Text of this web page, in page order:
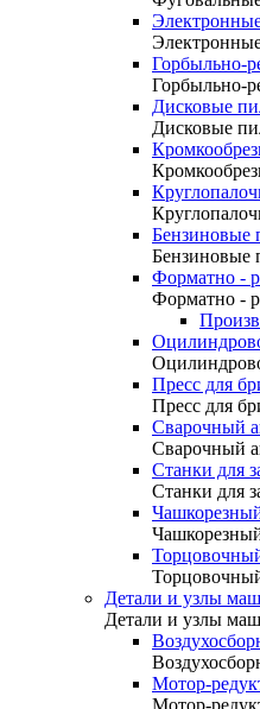
Горбыльно-
Горбыльно-
Дисковые
Дисковые
Бензиновые
Бензиновые
Форматно -
Форматно -
Пресс для
Пресс для
Сварочный
Сварочный
Станки для
Станки для
Детали и узлы
Детали и узлы
Мотор-
Мотор-